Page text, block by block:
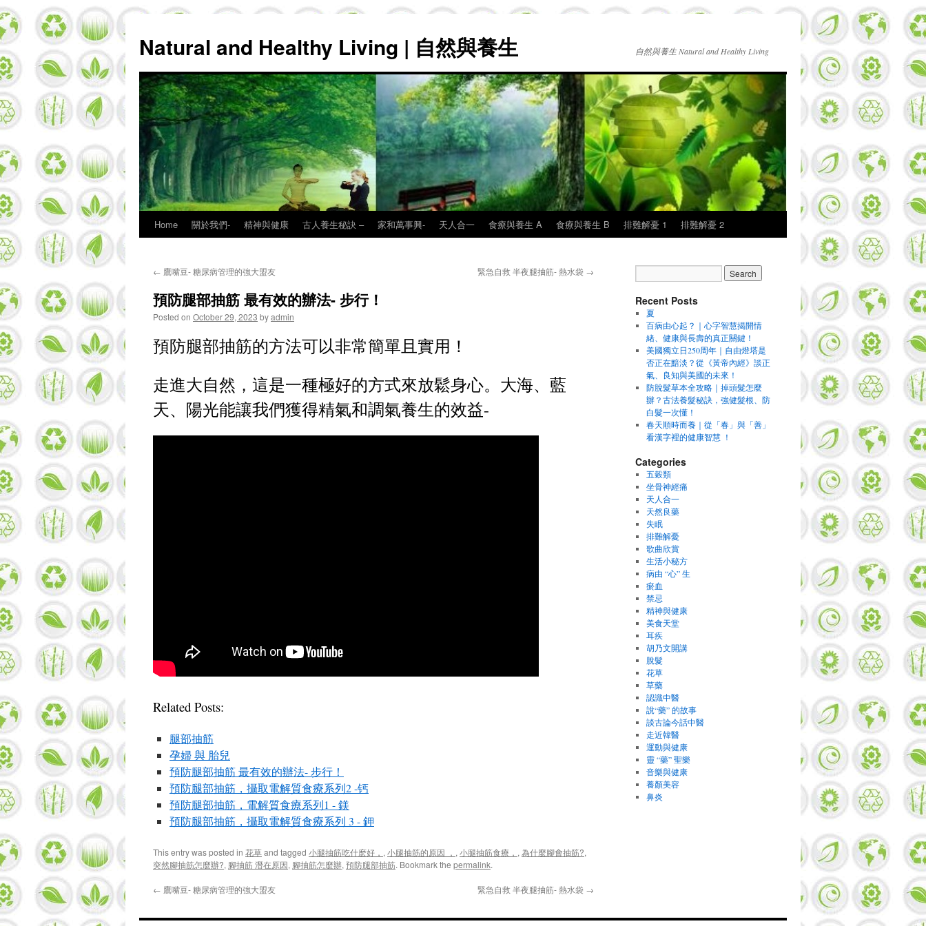
Natural and Healthy Living | 自然與養生 自然與養生 Natural and Healthy Living
Skip
content
Home 關於我們- 精神與健康 古人養生秘訣 – 家和萬事興- 天人合一 食療與養生 A 食療與養生 B 排難解憂 1 排難解憂 2
← 鷹嘴豆- 糖尿病管理的強大盟友 緊急自救 半夜腿抽筋- 熱水袋 →
預防腿部抽筋 最有效的辦法- 步行！
Posted on October 29, 2023 byadmin
預防腿部抽筋的方法可以非常簡單且實用！
走進大自然，這是一種極好的方式來放鬆身心。大海、藍
天、陽光能讓我們獲得精氣和調氣養生的效益-
Related Posts:
腿部抽筋
孕婦 與 胎兒
預防腿部抽筋 最有效的辦法- 步行！
預防腿部抽筋，攝取電解質食療系列2 -钙
預防腿部抽筋，電解質食療系列1 - 鎂
預防腿部抽筋，攝取電解質食療系列 3 - 鉀
This entry was posted in 花草and tagged 小腿抽筋吃什麽好， , 小腿抽筋的原因 ， , 小腿抽筋食療， , 為什麼腳會抽筋?,
突然腳抽筋怎麼辦?, 腳抽筋 潛在原因, 腳抽筋怎麼辦, 預防腿部抽筋. Bookmark the permalink.
← 鷹嘴豆- 糖尿病管理的強大盟友 緊急自救 半夜腿抽筋- 熱水袋 →
Recent Posts
夏
百病由心起？｜心字智慧揭開情
緒、健康與長壽的真正關鍵！
美國獨立日250周年｜自由燈塔是
否正在黯淡？從《黃帝內經》談正
氣、良知與美國的未來！
防脫髮草本全攻略｜掉頭髮怎麼
辦？古法養髮秘訣，強健髮根、防
白髮一次懂！
春天順時而養｜從「春」與「善」
看漢字裡的健康智慧 ！
Categories
五穀類
坐骨神經痛
天人合一
天然良藥
失眠
排難解憂
歌曲欣賞
生活小秘方
病由 “心” 生
瘀血
禁忌
精神與健康
美食天堂
耳疾
胡乃文開講
脫髮
花草
草藥
認識中醫
說“藥” 的故事
談古論今話中醫
走近韓醫
運動與健康
靈 “藥” 聖樂
音樂與健康
養顏美容
鼻炎